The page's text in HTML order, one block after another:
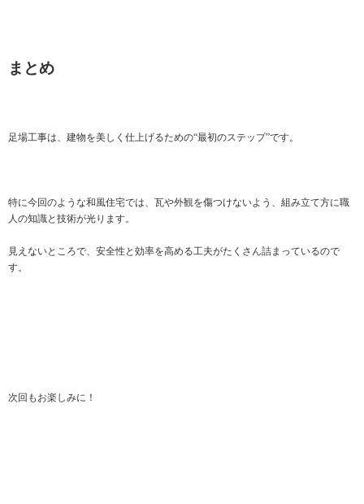
まとめ
足場工事は、建物を美しく仕上げるための“最初のステップ”です。
特に今回のような和風住宅では、瓦や外観を傷つけないよう、組み立て方に職
人の知識と技術が光ります。
見えないところで、安全性と効率を高める工夫がたくさん詰まっているので
す。
次回もお楽しみに！